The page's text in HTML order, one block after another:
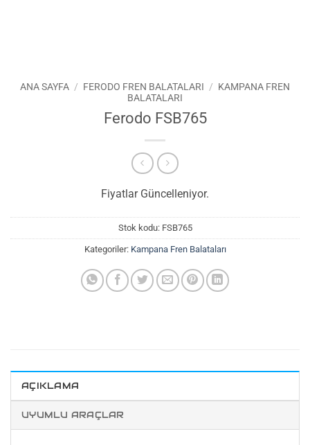
ANA SAYFA / FERODO FREN BALATALARI / KAMPANA FREN
BALATALARI
Ferodo FSB765
Fiyatlar Güncelleniyor.
Stok kodu: FSB765
Kategoriler: Kampana Fren Balataları
AÇIKLAMA
UYUMLU ARAÇLAR